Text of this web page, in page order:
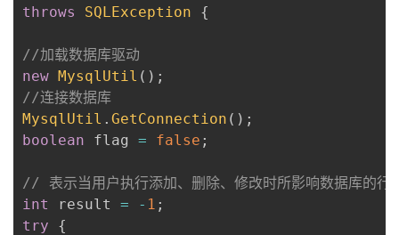
throws
SQLException {
//加载数据库驱动
new MysqlUtil ( ) ;
//连接数据库
MysqlUtil . GetConnection ( ) ;
boolean flag = false ;
// 表示当用户执行添加、删除、修改时所影响数据库的行
int
result = - 1 ;
try
{